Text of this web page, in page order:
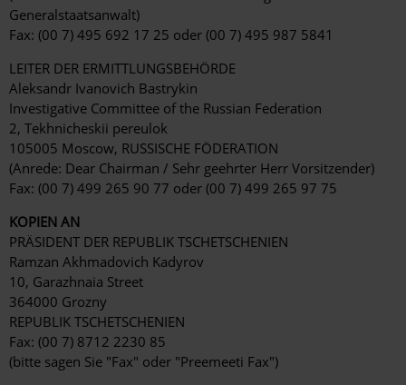
Generalstaatsanwalt)
Fax: (00 7) 495 692 17 25 oder (00 7) 495 987 5841
LEITER DER ERMITTLUNGSBEHÖRDE
Aleksandr Ivanovich Bastrykin
Investigative Committee of the Russian Federation
2, Tekhnicheskii pereulok
105005 Moscow, RUSSISCHE FÖDERATION
(Anrede: Dear Chairman / Sehr geehrter Herr Vorsitzender)
Fax: (00 7) 499 265 90 77 oder (00 7) 499 265 97 75
KOPIEN AN
PRÄSIDENT DER REPUBLIK TSCHETSCHENIEN
Ramzan Akhmadovich Kadyrov
10, Garazhnaia Street
364000 Grozny
REPUBLIK TSCHETSCHENIEN
Fax: (00 7) 8712 2230 85
(bitte sagen Sie "Fax" oder "Preemeeti Fax")